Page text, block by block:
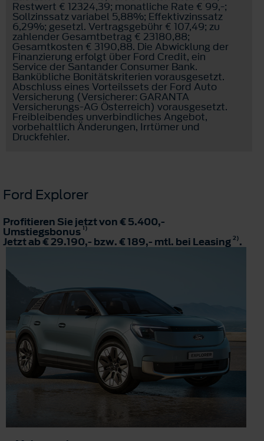
Restwert € 12324,39; monatliche Rate € 99,-;
Sollzinssatz variabel 5,88%; Effektivzinssatz
6,29%; gesetzl. Vertragsgebühr € 107,49; zu
zahlender Gesamtbetrag € 23180,88;
Gesamtkosten € 3190,88. Die Abwicklung der
Finanzierung erfolgt über Ford Credit, ein
Service der Santander Consumer Bank.
Bankübliche Bonitätskriterien vorausgesetzt.
Abschluss eines Vorteilssets der Ford Auto
Versicherung (Versicherer: GARANTA
Versicherungs-AG Österreich) vorausgesetzt.
Freibleibendes unverbindliches Angebot,
vorbehaltlich Änderungen, Irrtümer und
Druckfehler.
Ford Explorer
Profitieren Sie jetzt von € 5.400,-
Umstiegsbonus 1)
Jetzt ab € 29.190,- bzw. € 189,- mtl. bei Leasing 2).